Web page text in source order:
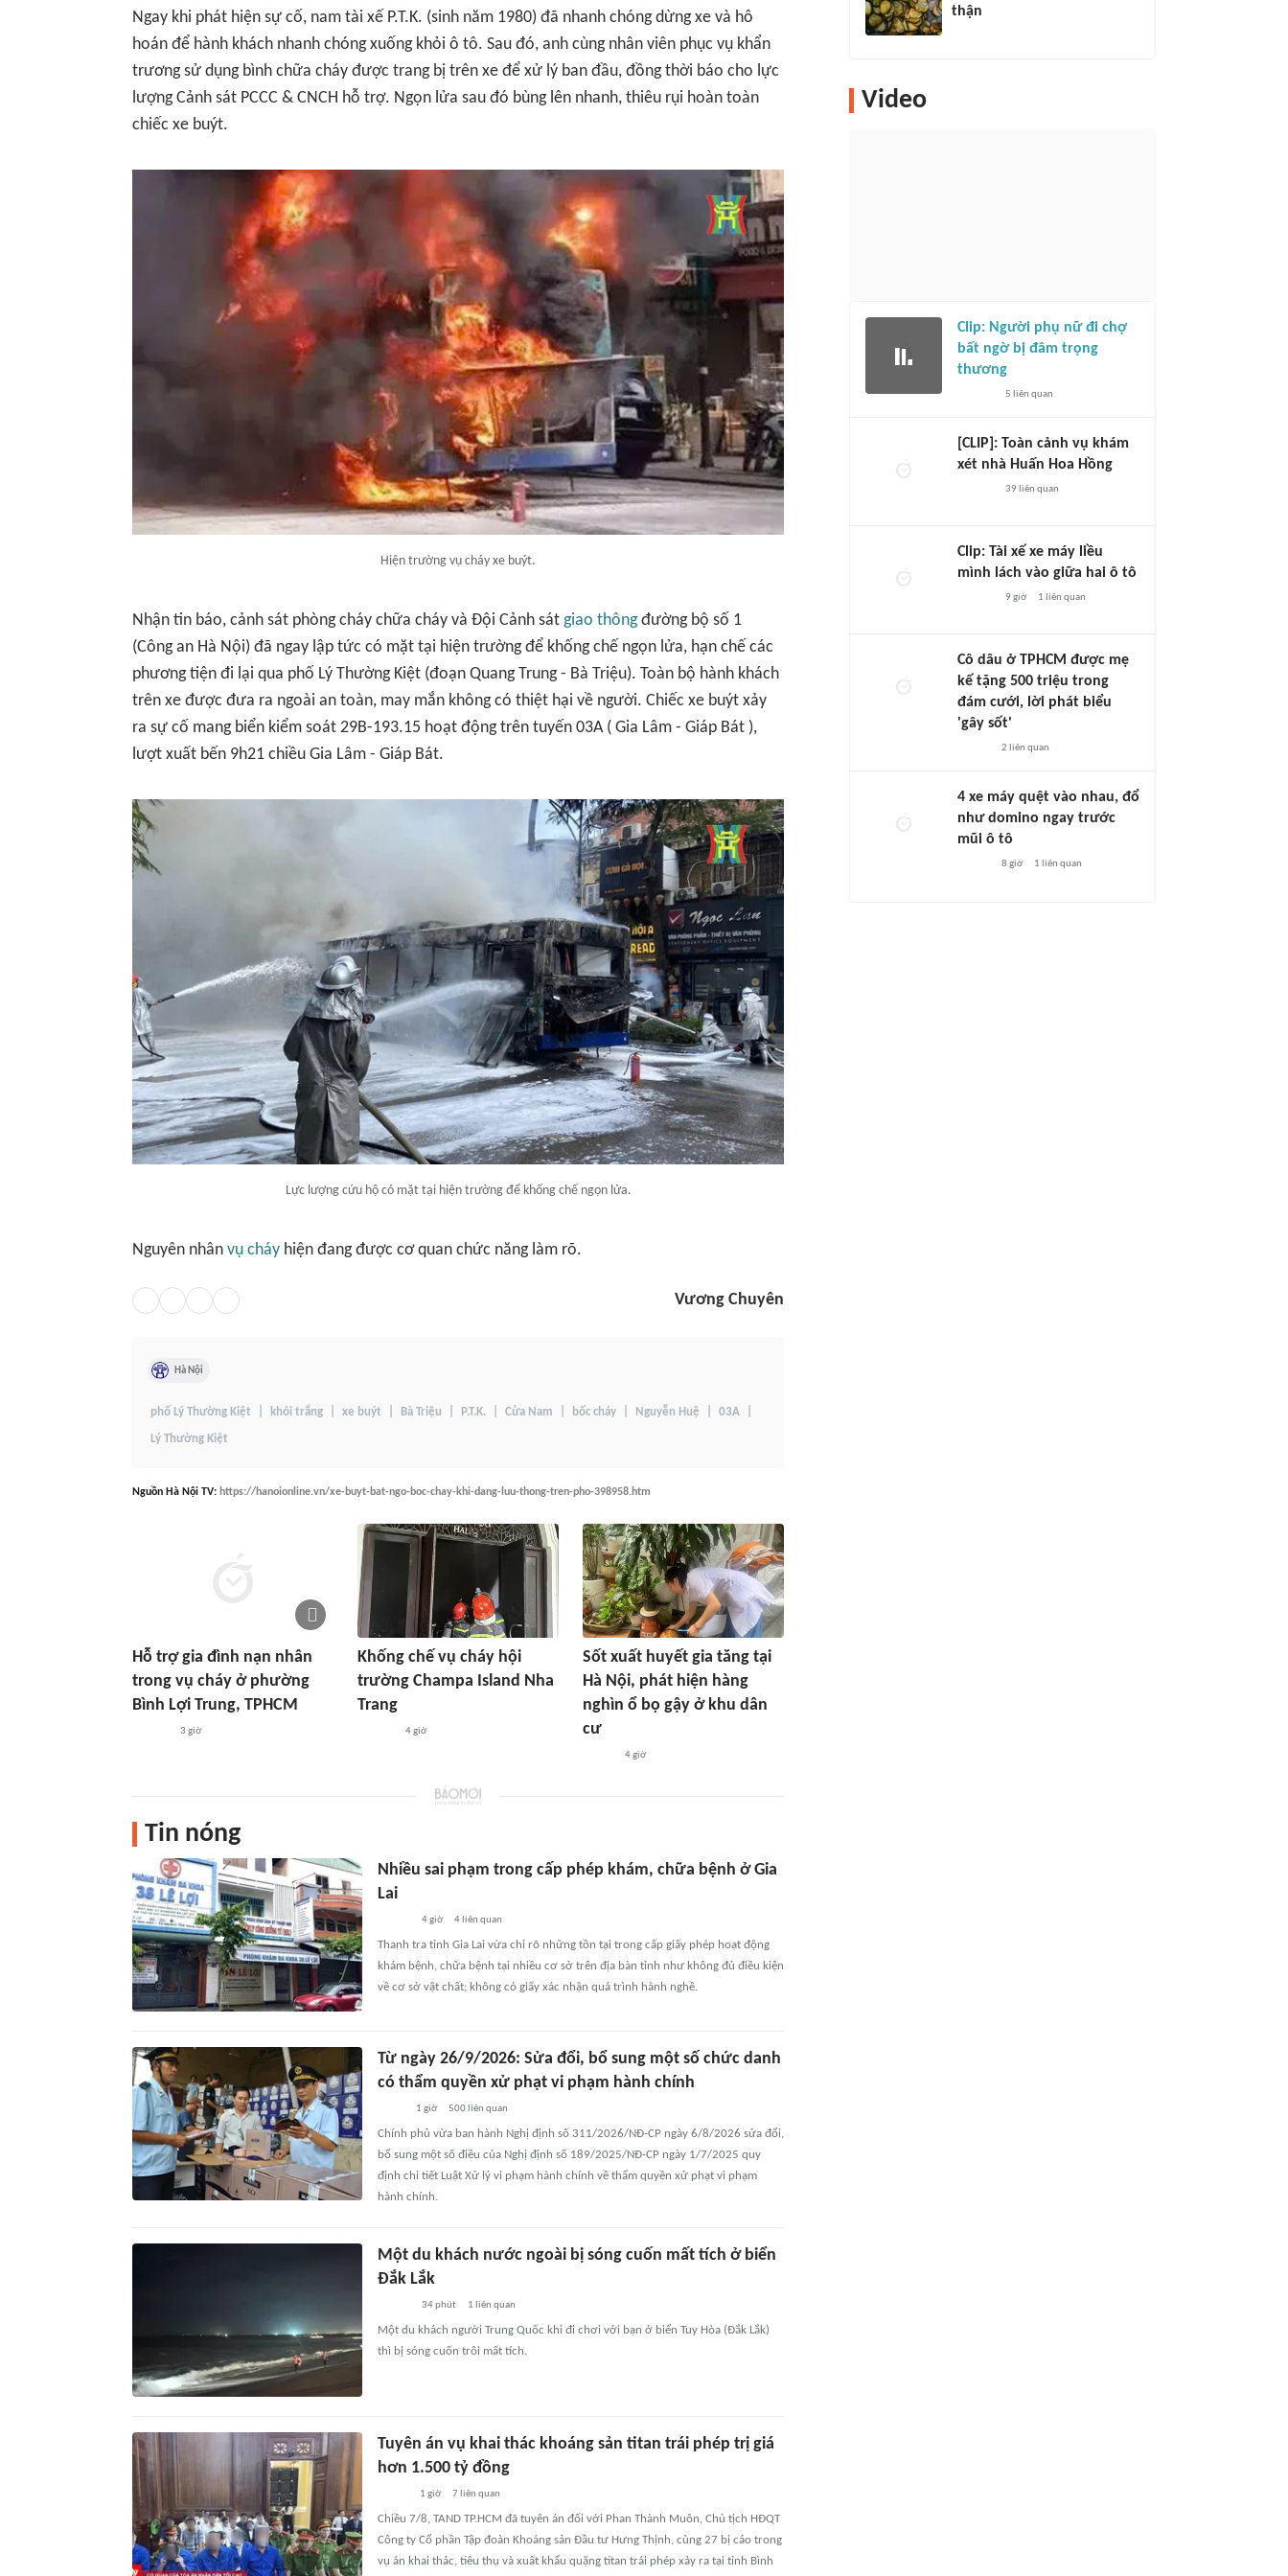
Ngay khi phát hiện sự cố, nam tài xế P.T.K. (sinh năm 1980) đã nhanh chóng dừng xe và hô
hoán để hành khách nhanh chóng xuống khỏi ô tô. Sau đó, anh cùng nhân viên phục vụ khẩn
trương sử dụng bình chữa cháy được trang bị trên xe để xử lý ban đầu, đồng thời báo cho lực
lượng Cảnh sát PCCC & CNCH hỗ trợ. Ngọn lửa sau đó bùng lên nhanh, thiêu rụi hoàn toàn
chiếc xe buýt.
Hiện trường vụ cháy xe buýt.
Nhận tin báo, cảnh sát phòng cháy chữa cháy và Đội Cảnh sát giao thôngđường bộ số 1
(Công an Hà Nội) đã ngay lập tức có mặt tại hiện trường để khống chế ngọn lửa, hạn chế các
phương tiện đi lại qua phố Lý Thường Kiệt (đoạn Quang Trung - Bà Triệu). Toàn bộ hành khách
trên xe được đưa ra ngoài an toàn, may mắn không có thiệt hại về người. Chiếc xe buýt xảy
ra sự cố mang biển kiểm soát 29B-193.15 hoạt động trên tuyến 03A ( Gia Lâm - Giáp Bát ),
lượt xuất bến 9h21 chiều Gia Lâm - Giáp Bát.
Lực lượng cứu hộ có mặt tại hiện trường để khống chế ngọn lửa.
Nguyên nhân vụ cháy hiện đang được cơ quan chức năng làm rõ.
Vương Chuyên
Hà Nội
phố Lý Thường Kiệt khói trắng xe buýt Bà Triệu P.T.K. Cửa Nam bốc cháy Nguyễn Huệ 03A
Lý Thường Kiệt
Nguồn Hà Nội TV: https://hanoionline.vn/xe-buyt-bat-ngo-boc-chay-khi-dang-luu-thong-tren-pho-398958.htm
Hỗ trợ gia đình nạn nhân
trong vụ cháy ở phường
Bình Lợi Trung, TPHCM
3 giờ
Khống chế vụ cháy hội
trường Champa Island Nha
Trang
4 giờ
Sốt xuất huyết gia tăng tại
Hà Nội, phát hiện hàng
nghìn ổ bọ gậy ở khu dân
cư
4 giờ
Tin nóng
Nhiều sai phạm trong cấp phép khám, chữa bệnh ở Gia
Lai
4 giờ 4liên quan
Thanh tra tỉnh Gia Lai vừa chỉ rõ những tồn tại trong cấp giấy phép hoạt động
khám bệnh, chữa bệnh tại nhiều cơ sở trên địa bàn tỉnh như không đủ điều kiện
về cơ sở vật chất; không có giấy xác nhận quá trình hành nghề.
Từ ngày 26/9/2026: Sửa đổi, bổ sung một số chức danh
có thẩm quyền xử phạt vi phạm hành chính
1 giờ 500liên quan
Chính phủ vừa ban hành Nghị định số 311/2026/NĐ-CP ngày 6/8/2026 sửa đổi,
bổ sung một số điều của Nghị định số 189/2025/NĐ-CP ngày 1/7/2025 quy
định chi tiết Luật Xử lý vi phạm hành chính về thẩm quyền xử phạt vi phạm
hành chính.
Một du khách nước ngoài bị sóng cuốn mất tích ở biển
Đắk Lắk
34 phút 1 liên quan
Một du khách người Trung Quốc khi đi chơi với bạn ở biển Tuy Hòa (Đắk Lắk)
thì bị sóng cuốn trôi mất tích.
Tuyên án vụ khai thác khoáng sản titan trái phép trị giá
hơn 1.500 tỷ đồng
1 giờ 7liên quan
Chiều 7/8, TAND TP.HCM đã tuyên án đối với Phan Thành Muôn, Chủ tịch HĐQT
Công ty Cổ phần Tập đoàn Khoáng sản Đầu tư Hưng Thịnh, cùng 27 bị cáo trong
vụ án khai thác, tiêu thụ và xuất khẩu quặng titan trái phép xảy ra tại tỉnh Bình
thận
Video
Clip: Người phụ nữ đi chợ
bất ngờ bị đâm trọng
thương
5 liên quan
[CLIP]: Toàn cảnh vụ khám
xét nhà Huấn Hoa Hồng
39 liên quan
Clip: Tài xế xe máy liều
mình lách vào giữa hai ô tô
9 giờ 1 liên quan
Cô dâu ở TPHCM được mẹ
kế tặng 500 triệu trong
đám cưới, lời phát biểu
'gây sốt'
2 liên quan
4 xe máy quệt vào nhau, đổ
như domino ngay trước
mũi ô tô
8 giờ 1 liên quan